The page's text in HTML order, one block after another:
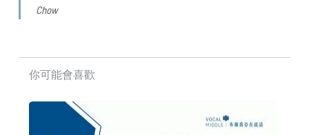
Chow
你可能會喜歡